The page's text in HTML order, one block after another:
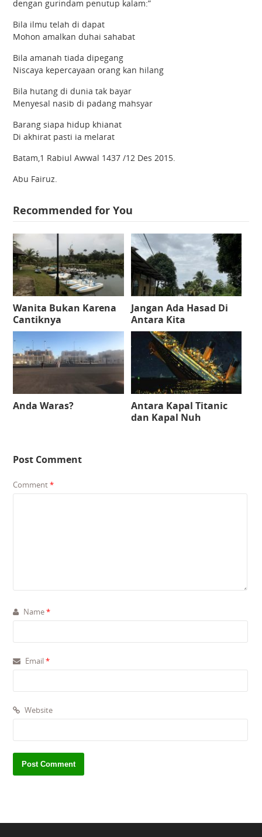
dengan gurindam penutup kalam:”
Bila ilmu telah di dapat
Mohon amalkan duhai sahabat
Bila amanah tiada dipegang
Niscaya kepercayaan orang kan hilang
Bila hutang di dunia tak bayar
Menyesal nasib di padang mahsyar
Barang siapa hidup khianat
Di akhirat pasti ia melarat
Batam,1 Rabiul Awwal 1437 /12 Des 2015.
Abu Fairuz.
Recommended for You
Wanita Bukan Karena
Cantiknya
Jangan Ada Hasad Di
Antara Kita
Anda Waras?
Antara Kapal Titanic
dan Kapal Nuh
Post Comment
Comment*
Name*
Email*
Website